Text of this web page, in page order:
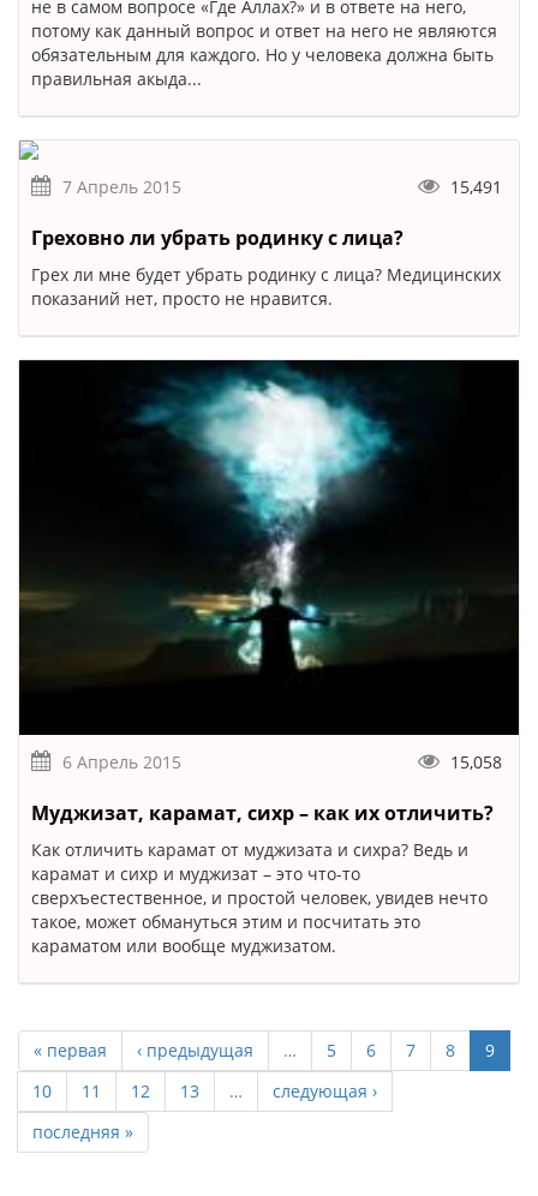
не в самом вопросе «Где Аллах?» и в ответе на него,
потому как данный вопрос и ответ на него не являются
обязательным для каждого. Но у человека должна быть
правильная акыда...
7 Апрель 2015 15,491
Греховно ли убрать родинку с лица?
Грех ли мне будет убрать родинку с лица? Медицинских
показаний нет, просто не нравится.
6 Апрель 2015 15,058
Муджизат, карамат, сихр – как их отличить?
Как отличить карамат от муджизата и сихра? Ведь и
карамат и сихр и муджизат – это что-то
сверхъестественное, и простой человек, увидев нечто
такое, может обмануться этим и посчитать это
караматом или вообще муджизатом.
« первая ‹ предыдущая … 5 6 7 8
9
10
11 12 13 …
следующая ›
последняя »